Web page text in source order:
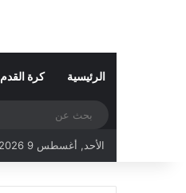
الرئيسية كرة القدم
الأحد, أغسطس 9 2026